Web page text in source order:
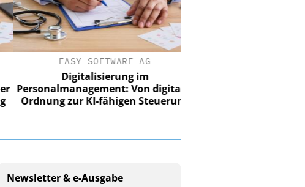
EASY SOFTWARE AG
Digitalisierung im
Personalmanagement: Von digitaler
Ordnung zur KI-fähigen Steuerung
Newsletter & e-Ausgabe